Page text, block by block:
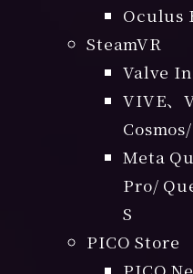
Oculus
SteamVR
Valve
VIVE、
Meta
Pro/
S
PICO Store